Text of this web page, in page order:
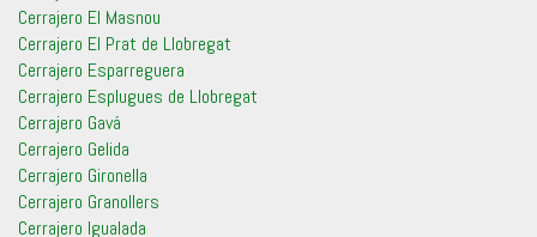
Cerrajero El Masnou
Cerrajero El Prat de Llobregat
Cerrajero Esparreguera
Cerrajero Esplugues de Llobregat
Cerrajero Gavá
Cerrajero Gelida
Cerrajero Gironella
Cerrajero Granollers
Cerrajero Igualada